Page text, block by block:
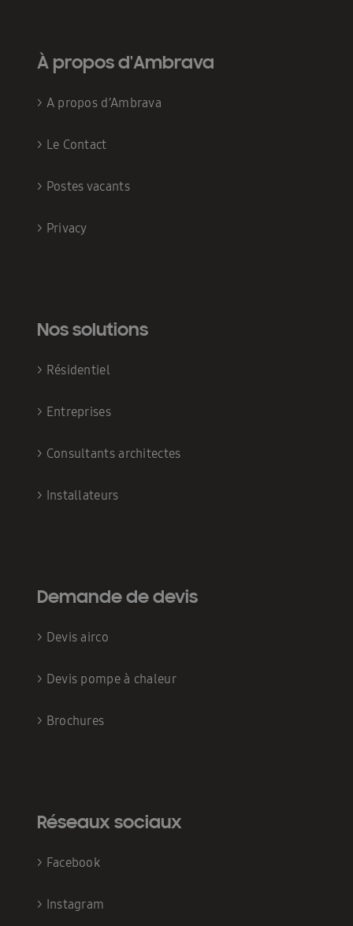
À propos d'Ambrava
> A propos d’Ambrava
> Le Contact
> Postes vacants
> Privacy
Nos solutions
> Résidentiel
> Entreprises
> Consultants architectes
> Installateurs
Demande de devis
> Devis airco
> Devis pompe à chaleur
> Brochures
Réseaux sociaux
> Facebook
> Instagram